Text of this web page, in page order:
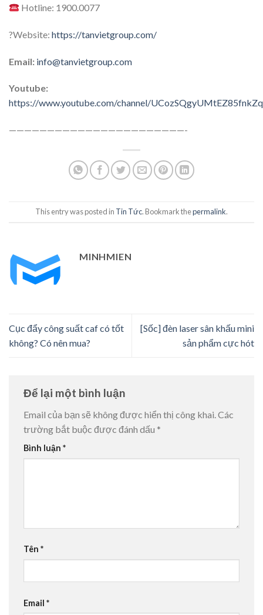
Hotline: 1900.0077
?Website: https://tanvietgroup.com/
Email: info@tanvietgroup.com
Youtube:
https://www.youtube.com/channel/
———————————————————————-
This entry was posted in Tin Tức. Bookmark thepermalink.
MINHMIEN
Cục đẩy công suất caf có tốt
không? Có nên mua?
[Sốc] đèn laser sân khấu mini
sản phẩm cực hót
Để lại một bình luận
Email của bạn sẽ không được hiển thị công khai.Các
trường bắt buộc được đánh dấu *
Bình luận *
Tên *
Email *